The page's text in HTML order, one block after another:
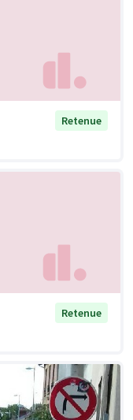
Retenue
Retenue